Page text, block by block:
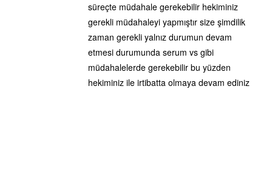
süreçte müdahale gerekebilir hekiminiz
gerekli müdahaleyi yapmıştır size şimdilik
zaman gerekli yalnız durumun devam
etmesi durumunda serum vs gibi
müdahalelerde gerekebilir bu yüzden
hekiminiz ile irtibatta olmaya devam ediniz